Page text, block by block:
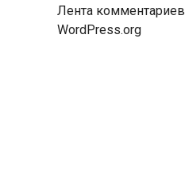
Лента комментариев
WordPress.org